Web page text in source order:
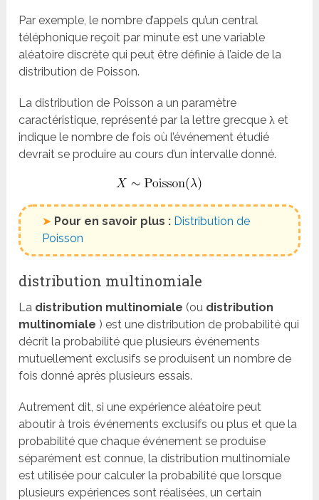
Par exemple, le nombre d’appels qu’un central
téléphonique reçoit par minute est une variable
aléatoire discrète qui peut être définie à l’aide de la
distribution de Poisson.
La distribution de Poisson a un paramètre
caractéristique, représenté par la lettre grecque λ et
indique le nombre de fois où l’événement étudié
devrait se produire au cours d’un intervalle donné.
➤ Pour en savoir plus : Distribution de
Poisson
distribution multinomiale
La distribution multinomiale (ou distribution
multinomiale ) est une distribution de probabilité qui
décrit la probabilité que plusieurs événements
mutuellement exclusifs se produisent un nombre de
fois donné après plusieurs essais.
Autrement dit, si une expérience aléatoire peut
aboutir à trois événements exclusifs ou plus et que la
probabilité que chaque événement se produise
séparément est connue, la distribution multinomiale
est utilisée pour calculer la probabilité que lorsque
plusieurs expériences sont réalisées, un certain